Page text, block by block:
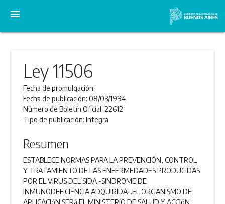
menu
Ley 11506
Fecha de promulgación:
Fecha de publicación:08/03/1994
Número de Boletín Oficial: 22612
Tipo de publicación:Integra
Resumen
ESTABLECE NORMAS PARA LA PREVENCIÓN, CONTROL
Y TRATAMIENTO DE LAS ENFERMEDADES PRODUCIDAS
POR EL VIRUS DEL SIDA -SINDROME DE
INMUNODEFICIENCIA ADQUIRIDA-.EL ORGANISMO DE
APLICACIóN SERá EL MINISTERIO DE SALUD Y ACCIóN